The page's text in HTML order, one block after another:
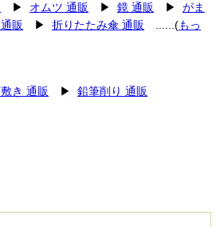
▶ オムツ 通販 ▶ 鏡 通販 ▶ がま
販 ▶ 折りたたみ傘 通販 ......(もっ
き 通販 ▶ 鉛筆削り 通販